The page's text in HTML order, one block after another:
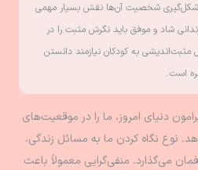
شکل‌گیری شخصیت آن‌ها نقش بسیار مهمی
شاد و موفق باید نگرش مثبت را در
مثبت‌اندیشی به کودکان نیازمند دانستن
است.
دنیای امروز، ما را در موقعیت‌های
نوع نگاه کردن ما به مسائل زندگی،
می‌گذارد. منفی‌گرایی معمولاً باعث